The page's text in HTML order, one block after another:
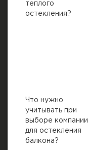
теплого
остекления?
Что нужно
учитывать при
выборе компании
для остекления
балкона?